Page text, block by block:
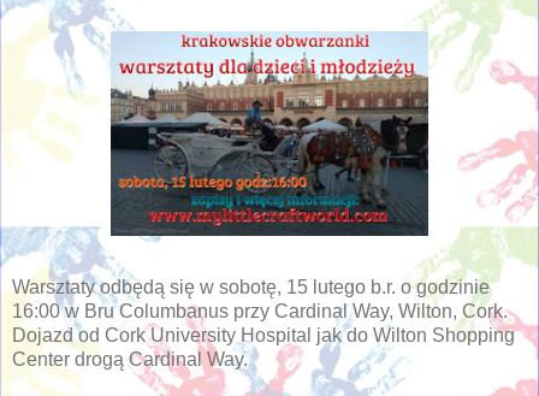
Warsztaty odbędą się w sobotę, 15 lutego b.r. o godzinie
16:00 w Bru Columbanus przy Cardinal Way, Wilton, Cork.
Dojazd od Cork University Hospital jak do Wilton Shopping
Center drogą Cardinal Way.